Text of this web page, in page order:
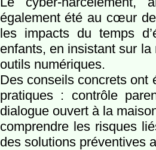
également été au cœur
les impacts du temps
enfants, en insistant sur
outils numériques.
Des conseils concrets ont
pratiques : contrôle
dialogue ouvert à la
comprendre les risques
des solutions préventives